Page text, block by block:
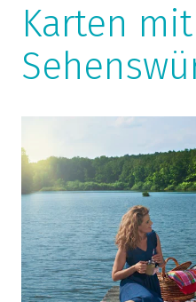
Karten mit